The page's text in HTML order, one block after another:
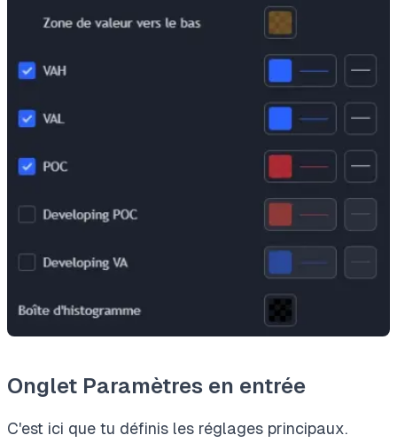
Onglet Paramètres en entrée
C'est ici que tu définis les réglages principaux.